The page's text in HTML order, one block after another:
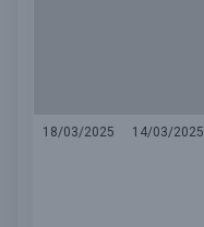
18/03/2025
14/03/2025